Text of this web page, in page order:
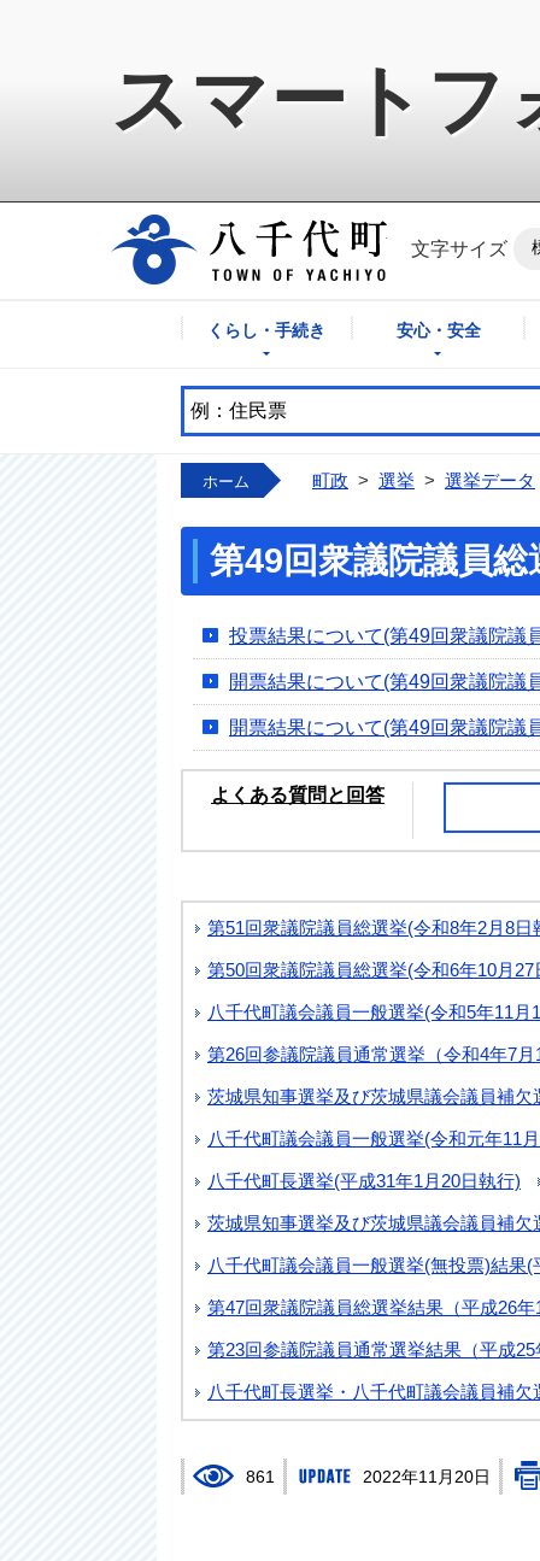
スマートフ
八千代町公式ホ
文字サイズ
くらし・手続き 安心・安全
ホーム 町政 > 選挙 > 選挙データ
第49回衆議院議員
投票結果について(第49回衆議院議
開票結果について(第49回衆議院議
開票結果について(第49回衆議院議
よくある質問と回答
第51回衆議院議員総選挙(令和8年2月8日
第50回衆議院議員総選挙(令和6年10月27
八千代町議会議員一般選挙(令和5年11月
第26回参議院議員通常選挙（令和4年7月
茨城県知事選挙及び茨城県議会議員補欠
八千代町議会議員一般選挙(令和元年11
八千代町長選挙(平成31年1月20日執行)
茨城県知事選挙及び茨城県議会議員補欠
八千代町議会議員一般選挙(無投票)結果(
第47回衆議院議員総選挙結果（平成26
第23回参議院議員通常選挙結果（平成
八千代町長選挙・八千代町議会議員補
861 2022年11月20日